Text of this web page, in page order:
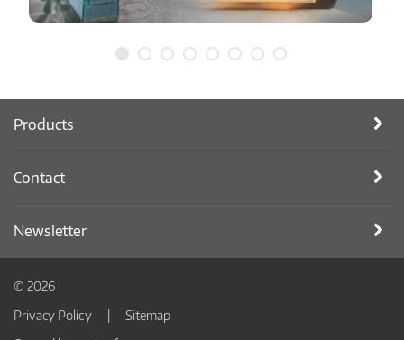
Products
Contact
Newsletter
© 2026
Privacy Policy
Sitemap